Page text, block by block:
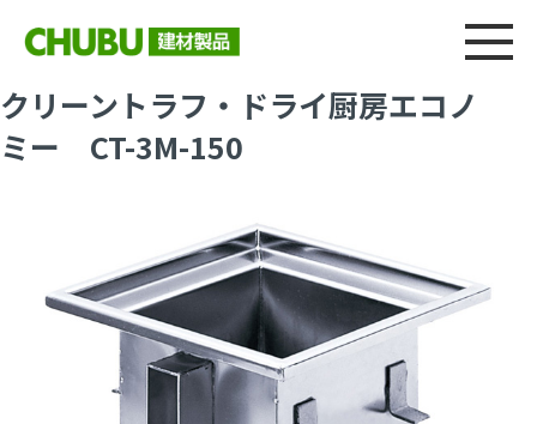
総合
クリーントラフ・ドライ厨房エコノ
ミー CT-3M-150